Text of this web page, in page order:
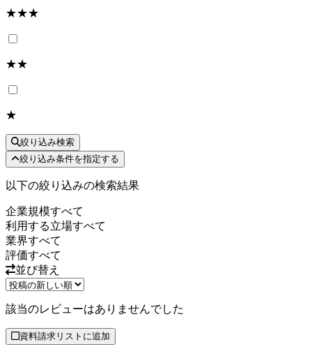
★★★
★★
★
絞り込み検索
絞り込み条件を指定する
以下の絞り込みの検索結果
企業規模すべて
利用する立場すべて
業界すべて
評価すべて
並び替え
該当のレビューはありませんでした
資料請求リストに追加